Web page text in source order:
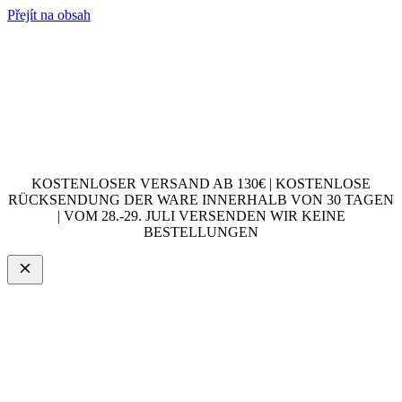
Přejít na obsah
KOSTENLOSER VERSAND AB 130€ | KOSTENLOSE
RÜCKSENDUNG DER WARE INNERHALB VON 30 TAGEN
| VOM 28.-29. JULI VERSENDEN WIR KEINE
BESTELLUNGEN